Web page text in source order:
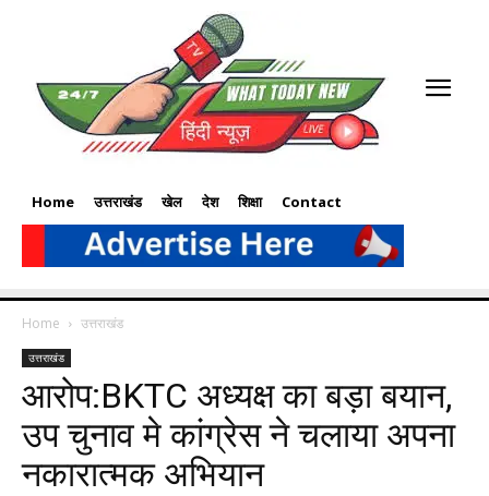
Home उत्तराखंड खेल देश शिक्षा Contact
Home उत्तराखंड
उत्तराखंड
आरोप:BKTC अध्यक्ष का बड़ा बयान,
उप चुनाव मे कांग्रेस ने चलाया अपना
नकारात्मक अभियान